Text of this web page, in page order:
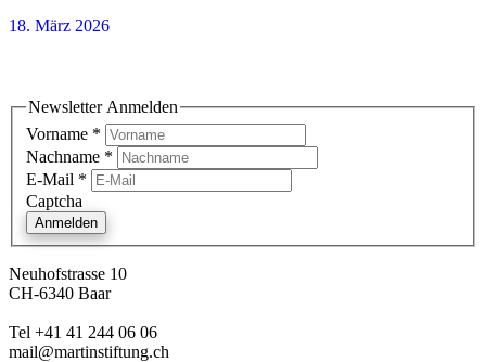
18. März 2026
Newsletter Anmelden
Vorname *
Nachname *
E-Mail *
Captcha
Anmelden
Neuhofstrasse 10
CH-6340 Baar
Tel +41 41 244 06 06
mail@martinstiftung.ch